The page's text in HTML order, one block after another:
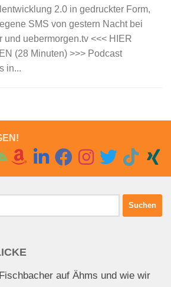
2.0 in gedruckter Form,
SMS von gestern Nacht bei
und uebermorgen.tv <<< HIER
(28 Minuten) >>> Podcast
in...
auf Ähms und wie wir